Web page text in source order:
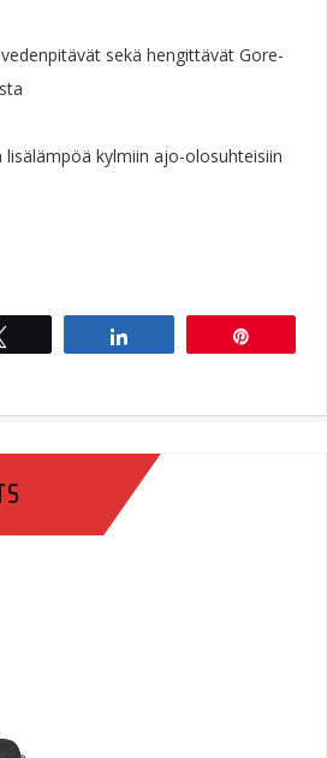
sekä hengittävät Gore-
lisälämpöä kylmiin ajo-olosuhteisiin